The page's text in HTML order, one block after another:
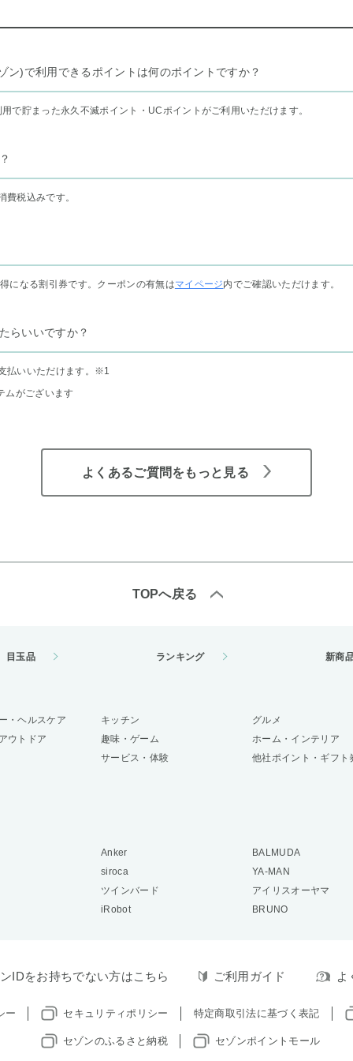
ン)で利用できるポイントは何のポイントですか？
で貯まった永久不滅ポイント・UCポイントがご利用いただけます。
費税込みです。
になる割引券です。クーポンの有無はマイページ内でご確認いただけます。
らいいですか？
払いいただけます。 ※1
ムがございます
よくあるご質問をもっと見る
TOPへ戻る
目玉品 ランキング 新商
・ヘルスケア キッチン
グルメ
ウトドア 趣味・ゲーム
ホーム・インテリア
サービス・体験 他社ポイント・ギフト
Anker
BALMUDA
siroca
YA-MAN
ツインバード
アイリスオーヤマ
iRobot BRUNO
IDをお持ちでない方はこちら ご利用ガイド よ
ー セキュリティポリシー 特定商取引法に基づく表記
セゾンのふるさと納税 セゾンポイントモール